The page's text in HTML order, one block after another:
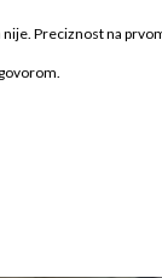
Preciznost na